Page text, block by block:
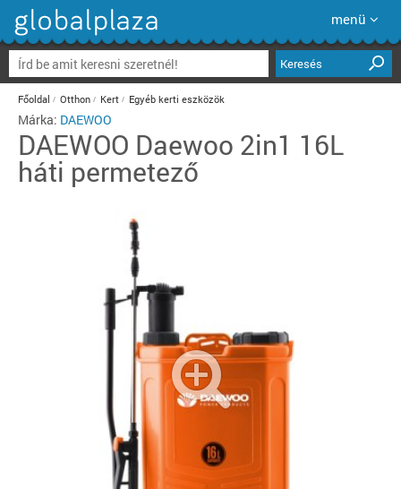
menü
Keresés
Főoldal Otthon Kert Egyéb kerti eszközök
Márka: DAEWOO
DAEWOO Daewoo 2in1 16L
háti permetező